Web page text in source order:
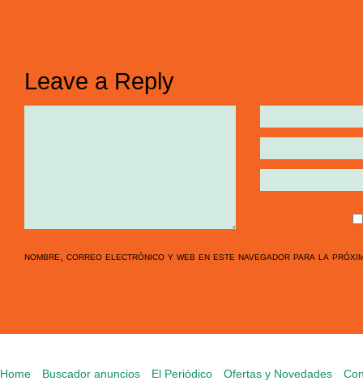
Leave a Reply
nombre, correo electrónico y web en este navegador para la
Home Buscador anuncios El Periódico Ofertas y Novedades